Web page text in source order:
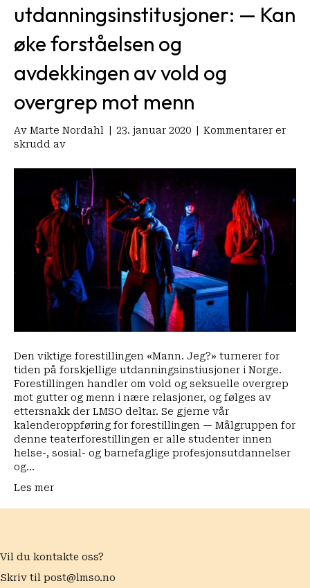
utdanningsinstitusjoner: — Kan
øke forståelsen og
avdekkingen av vold og
overgrep mot menn
Av Marte Nordahl 23. januar 2020
Kommentarer er
skrudd avfor
«Mann.
Jeg?»
vises
på
utdanningsinstitusjoner:
—
Kan
øke
forståelsen
og
avdekkingen
og
overgrep
mot
menn
Den viktige forestillingen «Mann. Jeg?» turnerer for
tiden på forskjellige utdanningsinstiusjoner i Norge.
Forestillingen handler om vold og seksuelle overgrep
mot gutter og menn i nære relasjoner, og følges av
ettersnakk der LMSO deltar. Se gjerne vår
kalenderoppføring for forestillingen — Målgruppen for
denne teaterforestillingen er alle studenter innen
helse-, sosial- og barnefaglige profesjonsutdannelser
og…
Les mer
Vil du kontakte oss?
Skriv til post@lmso.no